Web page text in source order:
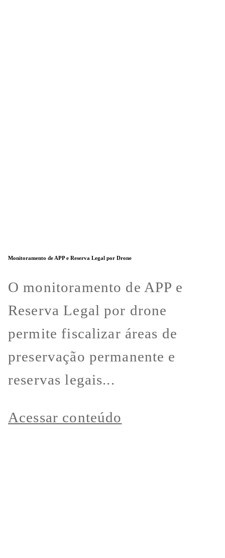
Monitoramento de APP e Reserva Legal por Drone
O monitoramento de APP e
Reserva Legal por drone
permite fiscalizar áreas de
preservação permanente e
reservas legais...
Acessar conteúdo